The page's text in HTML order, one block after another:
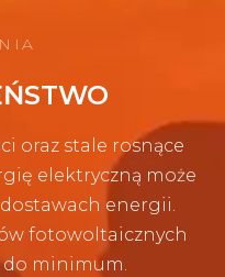
oraz stale rosnące
elektryczną może
energii.
fotowoltaicznych
do minimum.